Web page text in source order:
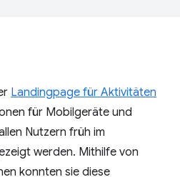
Landingpage für Aktivitäten
für Mobilgeräte und
Nutzern früh im
werden. Mithilfe von
konnten sie diese